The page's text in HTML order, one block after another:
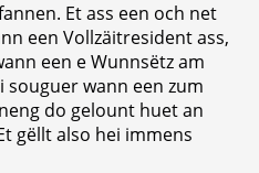
Et ass een och net
een Vollzäitresident ass,
een e Wunnsëtz am
souguer wann een zum
do gelount huet an
gëllt also hei immens